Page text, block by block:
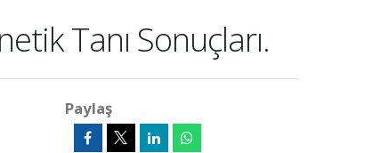
Tanı Sonuçları.
Paylaş